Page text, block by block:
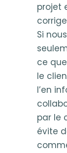
projet
Si
ce
le
l’en
par le
évite